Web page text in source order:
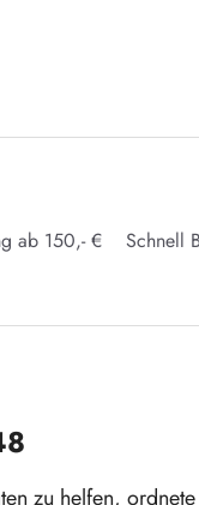
ab 150,- €
Schnell
zu helfen,